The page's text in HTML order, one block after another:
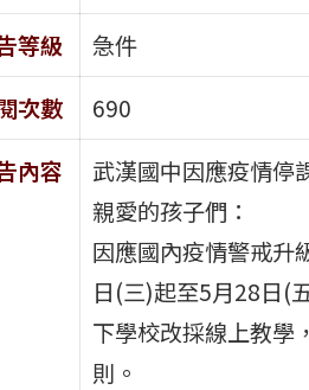
等級
急件
次數
690
內容
武漢國中因應疫情停
親愛的孩子們：
因應國內疫情警戒升
日(三)起至5月28日(
下學校改採線上教學
則。